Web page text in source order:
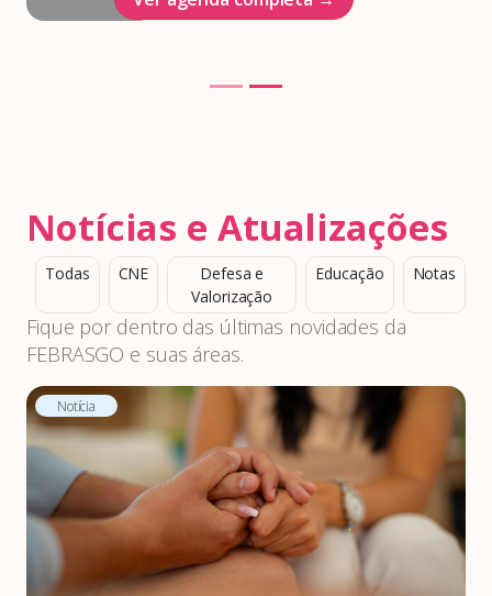
Notícias e Atualizações
Todas CNE
Defesa e
Valorização
Educação Notas
Fique por dentro das últimas novidades da
FEBRASGO e suas áreas.
Notícia